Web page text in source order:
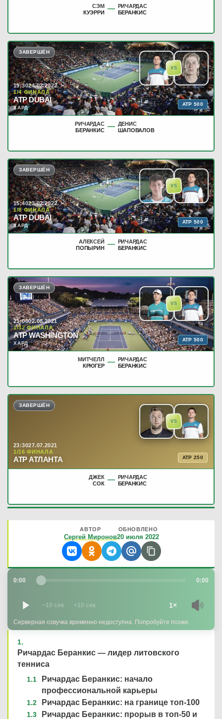
СЭМ
КУЭРРИ — РИЧАРДАС
БЕРАНКИС
VS
ЗАВЕРШЁН
19:3024.02.2022
1/4 ФИНАЛА
ATP DUBAI
ХАРД
ATP 500
РИЧАРДАС
БЕРАНКИС — ДЕНИС
ШАПОВАЛОВ
VS
ЗАВЕРШЁН
15:4023.02.2022
1/8 ФИНАЛА
ATP DUBAI
ХАРД
ATP 500
АЛЕКСЕЙ
ПОПЫРИН — РИЧАРДАС
БЕРАНКИС
VS
ЗАВЕРШЁН
21:0002.08.2021
1/32 ФИНАЛА
ATP WASHINGTON
ХАРД
ATP 500
МИТЧЕЛЛ
КРЮГЕР — РИЧАРДАС
БЕРАНКИС
VS
ЗАВЕРШЁН
23:3027.07.2021
1/16 ФИНАЛА
АТР АТЛАНТА ATP 250
ДЖЕК
СОК — РИЧАРДАС
БЕРАНКИС
АВТОР
Сергей Миронов
ОБНОВЛЕНО
20 июля 2022
0:00 0:00
−10 сек +10 сек 1×
Серверная озвучка временно недоступна. Попробуйте позже.
Ричардас Беранкис — лидер литовского
тенниса
Ричардас Беранкис: начало
профессиональной карьеры
Ричардас Беранкис: на границе топ-100
Ричардас Беранкис: прорыв в топ-50 и